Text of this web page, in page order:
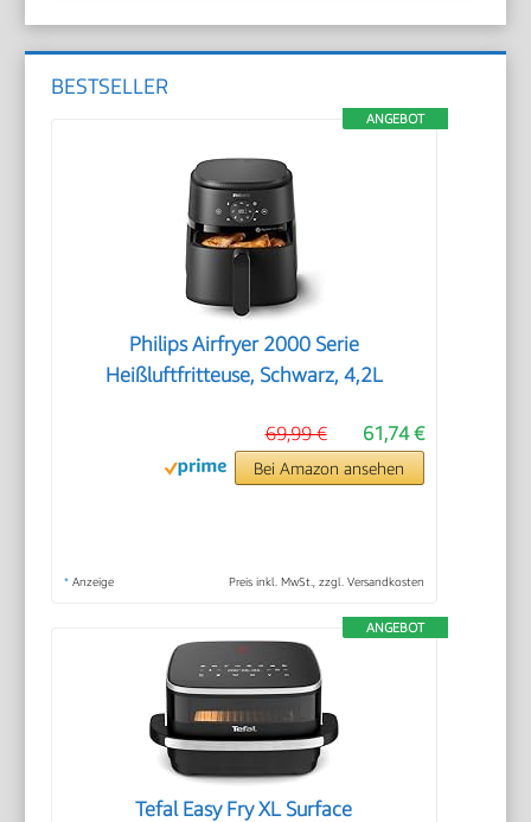
BESTSELLER
ANGEBOT
Philips Airfryer 2000 Serie
Heißluftfritteuse, Schwarz, 4,2L
61,74 €
69,99 €
Bei Amazon ansehen
* Anzeige Preis inkl. MwSt., zzgl. Versandkosten
ANGEBOT
Tefal Easy Fry XL Surface